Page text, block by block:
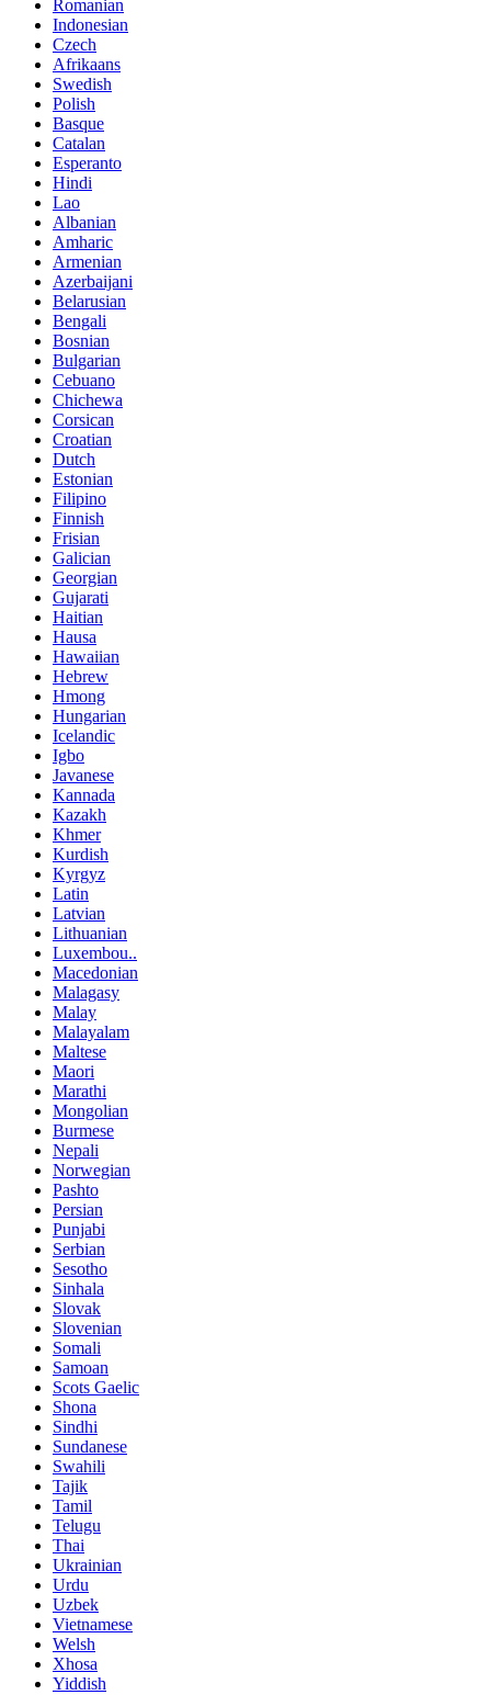
Romanian
Indonesian
Czech
Afrikaans
Swedish
Polish
Basque
Catalan
Esperanto
Hindi
Lao
Albanian
Amharic
Armenian
Azerbaijani
Belarusian
Bengali
Bosnian
Bulgarian
Cebuano
Chichewa
Corsican
Croatian
Dutch
Estonian
Filipino
Finnish
Frisian
Galician
Georgian
Gujarati
Haitian
Hausa
Hawaiian
Hebrew
Hmong
Hungarian
Icelandic
Igbo
Javanese
Kannada
Kazakh
Khmer
Kurdish
Kyrgyz
Latin
Latvian
Lithuanian
Luxembou..
Macedonian
Malagasy
Malay
Malayalam
Maltese
Maori
Marathi
Mongolian
Burmese
Nepali
Norwegian
Pashto
Persian
Punjabi
Serbian
Sesotho
Sinhala
Slovak
Slovenian
Somali
Samoan
Scots Gaelic
Shona
Sindhi
Sundanese
Swahili
Tajik
Tamil
Telugu
Thai
Ukrainian
Urdu
Uzbek
Vietnamese
Welsh
Xhosa
Yiddish